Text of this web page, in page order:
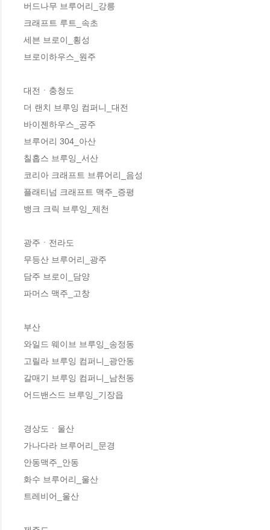
버드나무 브루어리_강릉
크래프트 루트_속초
세븐 브로이_횡성
브로이하우스_원주
대전ㆍ충청도
더 랜치 브루잉 컴퍼니_대전
바이젠하우스_공주
브루어리 304_아산
칠홉스 브루잉_서산
코리아 크래프트 브류어리_음성
플래티넘 크래프트 맥주_증평
뱅크 크릭 브루잉_제천
광주ㆍ전라도
무등산 브루어리_광주
담주 브로이_담양
파머스 맥주_고창
부산
와일드 웨이브 브루잉_송정동
고릴라 브루잉 컴퍼니_광안동
갈매기 브루잉 컴퍼니_남천동
어드밴스드 브루잉_기장읍
경상도ㆍ울산
가나다라 브루어리_문경
안동맥주_안동
화수 브루어리_울산
트레비어_울산